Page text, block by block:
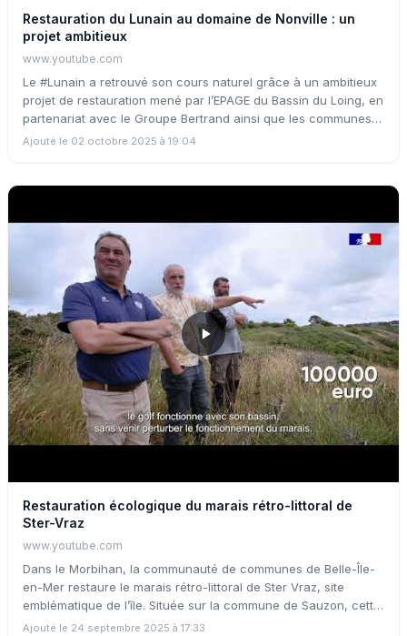
Restauration du Lunain au domaine de Nonville : un
projet ambitieux
www.youtube.com
Le #Lunain a retrouvé son cours naturel grâce à un ambitieux
projet de restauration mené par l’EPAGE du Bassin du Loing, en
partenariat avec le Groupe Bertrand ainsi que les communes
de Nonville et Treuzy-Levelay. Les berges ont été végétalisées,
Ajouté le 02 octobre 2025 à 19:04
Restauration écologique du marais rétro-littoral de
Ster-Vraz
www.youtube.com
Dans le Morbihan, la communauté de communes de Belle-Île-
en-Mer restaure le marais rétro-littoral de Ster Vraz, site
emblématique de l’île. Située sur la commune de Sauzon, cette
vaste zone humide s’inscrit au cœur des enjeux écologiques
Ajouté le 24 septembre 2025 à 17:33